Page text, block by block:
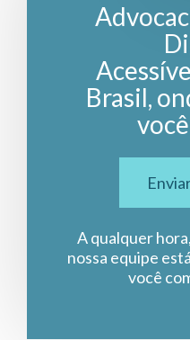
Brasil,
A qualquer
nossa equipe
você